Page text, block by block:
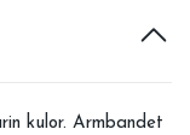
kulor. Armbandet